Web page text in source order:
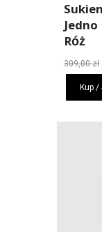
Róż
309,00zł
Kup /